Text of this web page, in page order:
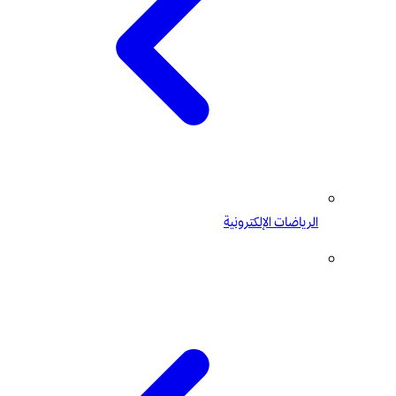
الرياضات الإلكترونية